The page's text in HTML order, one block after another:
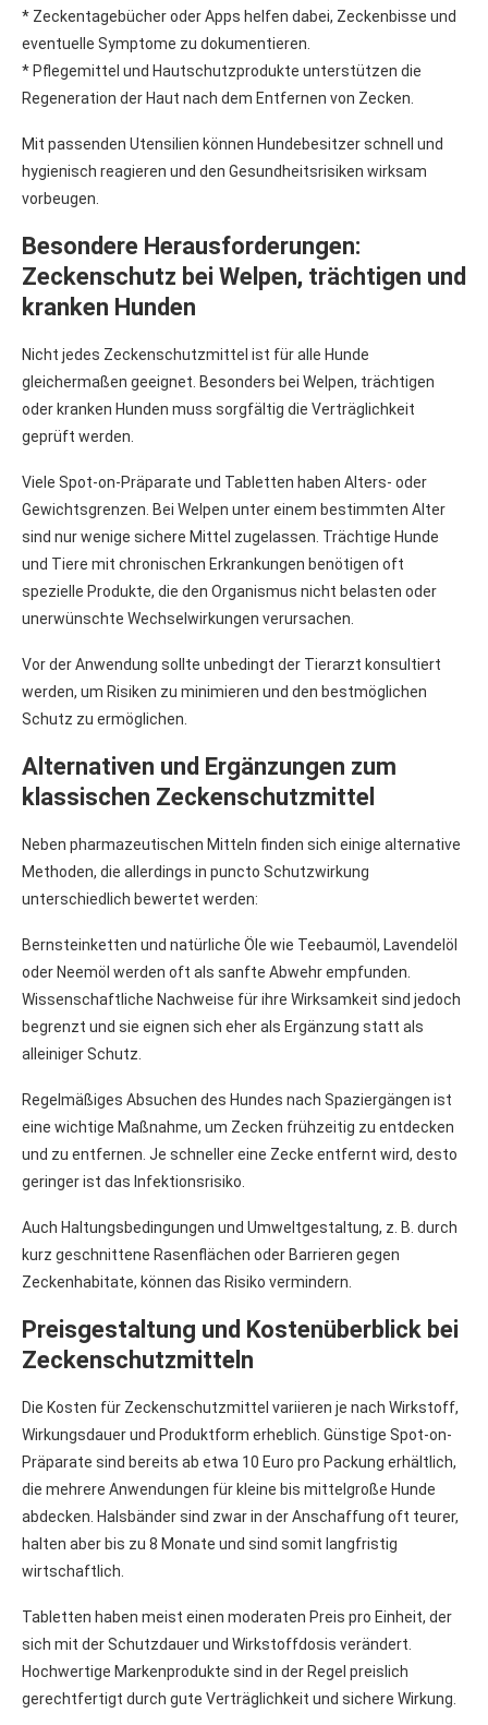
* Zeckentagebücher oder Apps helfen dabei, Zeckenbisse und
eventuelle Symptome zu dokumentieren.
* Pflegemittel und Hautschutzprodukte unterstützen die
Regeneration der Haut nach dem Entfernen von Zecken.
Mit passenden Utensilien können Hundebesitzer schnell und
hygienisch reagieren und den Gesundheitsrisiken wirksam
vorbeugen.
Besondere Herausforderungen:
Zeckenschutz bei Welpen, trächtigen und
kranken Hunden
Nicht jedes Zeckenschutzmittel ist für alle Hunde
gleichermaßen geeignet. Besonders bei Welpen, trächtigen
oder kranken Hunden muss sorgfältig die Verträglichkeit
geprüft werden.
Viele Spot-on-Präparate und Tabletten haben Alters- oder
Gewichtsgrenzen. Bei Welpen unter einem bestimmten Alter
sind nur wenige sichere Mittel zugelassen. Trächtige Hunde
und Tiere mit chronischen Erkrankungen benötigen oft
spezielle Produkte, die den Organismus nicht belasten oder
unerwünschte Wechselwirkungen verursachen.
Vor der Anwendung sollte unbedingt der Tierarzt konsultiert
werden, um Risiken zu minimieren und den bestmöglichen
Schutz zu ermöglichen.
Alternativen und Ergänzungen zum
klassischen Zeckenschutzmittel
Neben pharmazeutischen Mitteln finden sich einige alternative
Methoden, die allerdings in puncto Schutzwirkung
unterschiedlich bewertet werden:
Bernsteinketten und natürliche Öle wie Teebaumöl, Lavendelöl
oder Neemöl werden oft als sanfte Abwehr empfunden.
Wissenschaftliche Nachweise für ihre Wirksamkeit sind jedoch
begrenzt und sie eignen sich eher als Ergänzung statt als
alleiniger Schutz.
Regelmäßiges Absuchen des Hundes nach Spaziergängen ist
eine wichtige Maßnahme, um Zecken frühzeitig zu entdecken
und zu entfernen. Je schneller eine Zecke entfernt wird, desto
geringer ist das Infektionsrisiko.
Auch Haltungsbedingungen und Umweltgestaltung, z. B. durch
kurz geschnittene Rasenflächen oder Barrieren gegen
Zeckenhabitate, können das Risiko vermindern.
Preisgestaltung und Kostenüberblick bei
Zeckenschutzmitteln
Die Kosten für Zeckenschutzmittel variieren je nach Wirkstoff,
Wirkungsdauer und Produktform erheblich. Günstige Spot-on-
Präparate sind bereits ab etwa 10 Euro pro Packung erhältlich,
die mehrere Anwendungen für kleine bis mittelgroße Hunde
abdecken. Halsbänder sind zwar in der Anschaffung oft teurer,
halten aber bis zu 8 Monate und sind somit langfristig
wirtschaftlich.
Tabletten haben meist einen moderaten Preis pro Einheit, der
sich mit der Schutzdauer und Wirkstoffdosis verändert.
Hochwertige Markenprodukte sind in der Regel preislich
gerechtfertigt durch gute Verträglichkeit und sichere Wirkung.